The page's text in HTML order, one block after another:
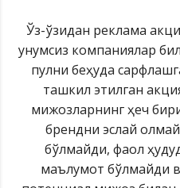
Ўз-ўзидан реклама
унумсиз компаниялар
пулни беҳуда
ташкил этилган
мижозларнинг ҳеч
брендни эслай
бўлмайди, фаол
маълумот бўлмайди